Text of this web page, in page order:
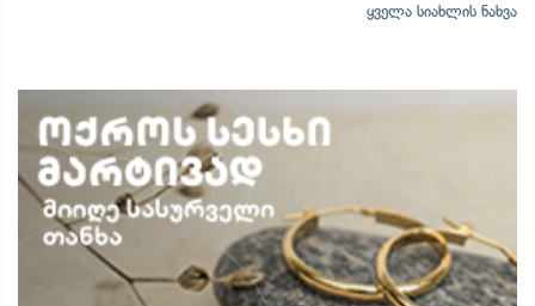
ყველა სიახლის ნახვა